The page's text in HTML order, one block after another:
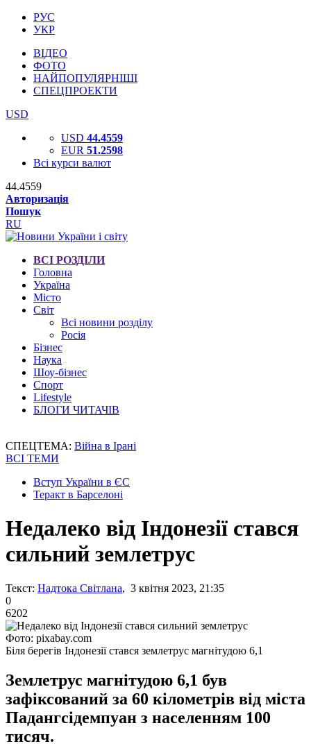
РУС
УКР
ВІДЕО
ФОТО
НАЙПОПУЛЯРНІШІ
СПЕЦПРОЕКТИ
USD
USD 44.4559
EUR 51.2598
Всі курси валют
44.4559
Авторизація
Пошук
RU
ВСІ РОЗДІЛИ
Головна
Україна
Місто
Світ
Всі новини розділу
Росія
Бізнес
Наука
Шоу-бізнес
Спорт
Lifestyle
БЛОГИ ЧИТАЧІВ
СПЕЦТЕМА: Війна в Ірані
ВСІ ТЕМИ
Вступ України в ЄС
Теракт в Барселоні
Недалеко від Індонезії стався
сильний землетрус
Текст: Надтока Світлана, 3 квітня 2023, 21:35
0
6202
Фото: pixabay.com
Біля берегів Індонезії стався землетрус магнітудою 6,1
Землетрус магнітудою 6,1 був
зафіксований за 60 кілометрів від міста
Падангсідемпуан з населенням 100
тисяч.